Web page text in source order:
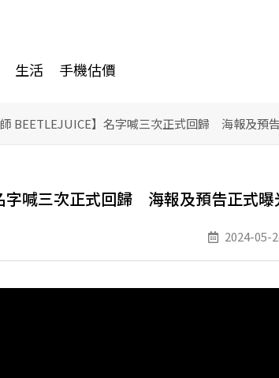
生活 手機估價
BEETLEJUICE】名字喊三次正式回歸 海報及預
字喊三次正式回歸 海報及預告正式曝
2024-05-